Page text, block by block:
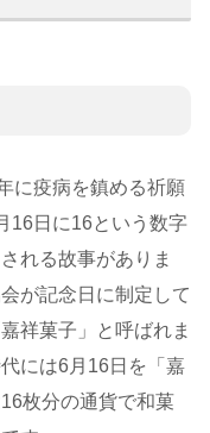
に疫病を鎮める祈願
16日に16という数字
れる故事がありま
が記念日に制定して
祥菓子」と呼ばれま
には6月16日を「嘉
枚分の通貨で和菓